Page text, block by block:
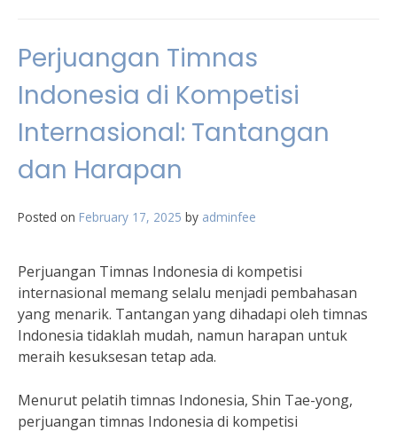
Perjuangan Timnas
Indonesia di Kompetisi
Internasional: Tantangan
dan Harapan
Posted on February 17, 2025 by adminfee
Perjuangan Timnas Indonesia di kompetisi
internasional memang selalu menjadi pembahasan
yang menarik. Tantangan yang dihadapi oleh timnas
Indonesia tidaklah mudah, namun harapan untuk
meraih kesuksesan tetap ada.
Menurut pelatih timnas Indonesia, Shin Tae-yong,
perjuangan timnas Indonesia di kompetisi